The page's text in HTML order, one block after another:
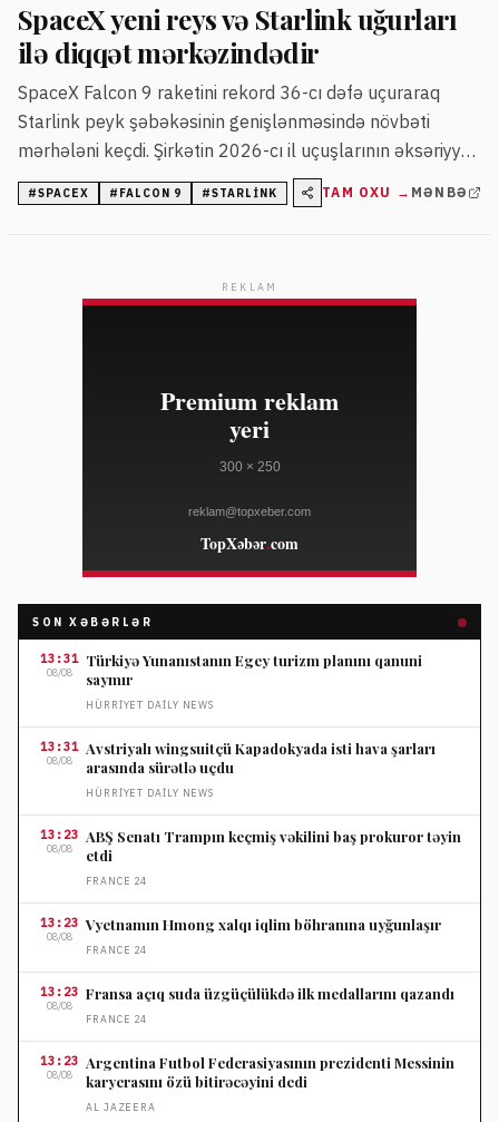
SpaceX yeni reys və Starlink uğurları
ilə diqqət mərkəzindədir
SpaceX Falcon 9 raketini rekord 36-cı dəfə uçuraraq
Starlink peyk şəbəkəsinin genişlənməsində növbəti
mərhələni keçdi. Şirkətin 2026-cı il uçuşlarının əksəriyyəti
Starlink peyklərinin yerləşdirilməsinə yönəlib.
#SPACEX # FALCON 9 #STARLINK TAM OXU → MƏNBƏ
REKLAM
SON XƏBƏRLƏR
13:31
08/08
Türkiyə Yunanıstanın Egey turizm planını qanuni
saymır
HÜRRIYET DAILY NEWS
13:31
08/08
Avstriyalı wingsuitçü Kapadokyada isti hava şarları
arasında sürətlə uçdu
HÜRRIYET DAILY NEWS
13:23
08/08
ABŞ Senatı Trampın keçmiş vəkilini baş prokuror təyin
etdi
FRANCE 24
13:23
08/08
Vyetnamın Hmong xalqı iqlim böhranına uyğunlaşır
FRANCE 24
13:23
08/08
Fransa açıq suda üzgüçülükdə ilk medallarını qazandı
FRANCE 24
13:23
08/08
Argentina Futbol Federasiyasının prezidenti Messinin
karyerasını özü bitirəcəyini dedi
AL JAZEERA